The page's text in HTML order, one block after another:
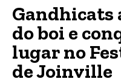
Gandhicats
do boi e
lugar no
de Joinville